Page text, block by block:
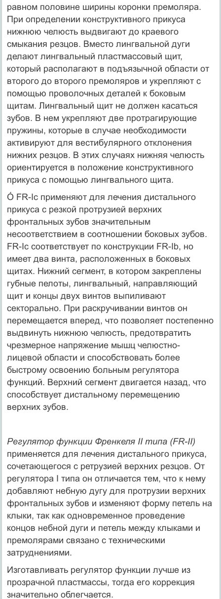
равном половине ширины коронки премоляра.
При определении конструктивного прикуса
нижнюю челюсть выдвигают до краевого
смыкания резцов. Вместо лингвальной дуги
делают лингвальный пластмассовый щит,
который располагают в подъязычной области от
второго до второго премоляров и укрепляют с
помощью проволочных деталей к боковым
щитам. Лингвальный щит не должен касаться
зубов. В нем укрепляют две протрагирующие
пружины, которые в случае необходимости
активируют для вестибулярного отклонения
нижних резцов. В этих случаях нижняя челюсть
ориентируется в положение конструктивного
прикуса с помощью лингвального щита.
Ó FR-Ic применяют для лечения дистального
прикуса с резкой протрузией верхних
фронтальных зубов значительным
несоответствием в соотношении боковых зубов.
FR-Ic соответствует по конструкции FR-Ib, но
имеет два винта, расположенных в боковых
щитах. Нижний сегмент, в котором закреплены
губные пелоты, лингвальный, направляющий
щит и концы двух винтов выпиливают
секторально. При раскручивании винтов он
перемещается вперед, что позволяет постепенно
выдвинуть нижнюю челюсть, предотвратить
чрезмерное напряжение мышц челюстно-
лицевой области и способствовать более
быстрому освоению больным регулятора
функций. Верхний сегмент двигается назад, что
способствует дистальному перемещению
верхних зубов.
Регулятор функции Френкеля II типа (FR-II)
применяется для лечения дистального прикуса,
сочетающегося с ретрузией верхних резцов. От
регулятора I типа он отличается тем, что к нему
добавляют небную дугу для протрузии верхних
фронтальных зубов и изменяют форму петель на
клыки, так как одновременное проведение
концов небной дуги и петель между клыками и
премолярами связано с техническими
затруднениями.
Изготавливать регулятор функции лучше из
прозрачной пластмассы, тогда его коррекция
значительно облегчается.